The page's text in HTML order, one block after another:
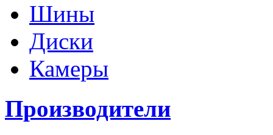
Шины
Диски
Камеры
Производители